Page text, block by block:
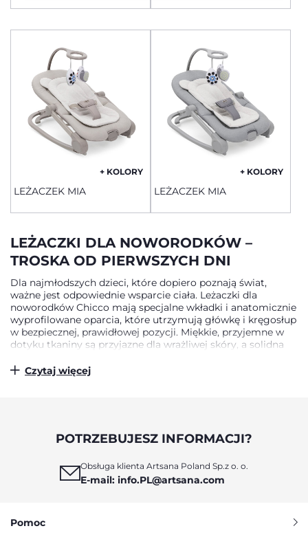
+ KOLORY
LEŻACZEK MIA
+ KOLORY
LEŻACZEK MIA
LEŻACZKI DLA NOWORODKÓW –
TROSKA OD PIERWSZYCH DNI
Dla najmłodszych dzieci, które dopiero poznają świat,
ważne jest odpowiednie wsparcie ciała. Leżaczki dla
noworodków Chicco mają specjalne wkładki i anatomicznie
wyprofilowane oparcia, które utrzymują główkę i kręgosłup
w bezpiecznej, prawidłowej pozycji. Miękkie, przyjemne w
dotyku tkaniny są przyjazne dla wrażliwej skóry, a solidna
energicznych ruchach malucha. W modelach Chicco
LEŻACZKI DLA NIEMOWLĄT –
CODZIENNY KOMFORT I ROZWÓJ
Kiedy dziecko rośnie i zaczyna aktywnie obserwować świat,
ciekawość i koordynację ruchową dziecka. Ruchome pałąki
Czytaj więcej
POTRZEBUJESZ INFORMACJI?
Obsługa klienta Artsana Poland Sp.z o. o.
E-mail: info.PL@artsana.com
Pomoc